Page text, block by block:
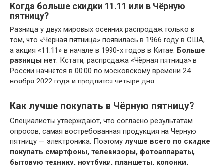
Когда больше скидки 11.11 или в Чёрную
пятницу?
Разница у двух мировых осенних распродаж только в
том, что «Чёрная пятница» появилась в 1966 году в США,
а акция «11.11» в начале в 1990-х годов в Китае. Больше
разницы нет. Кстати, распродажа «Чёрная пятница» в
России начнётся в 00:00 по московскому времени 24
ноября 2022 года и продлится четыре дня.
Как лучше покупать в Чёрную пятницу?
Специалисты утверждают, что согласно результатам
опросов, самая востребованная продукция на Черную
пятницу — электроника. Поэтому лучше всего по скидке
покупать смартфоны, телевизоры, фотоаппараты,
бытовую технику, ноутбуки, планшеты, колонки,